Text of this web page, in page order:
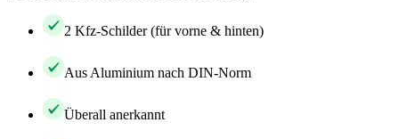
2 Kfz-Schilder (für vorne & hinten)
Aus Aluminium nach DIN-Norm
Überall anerkannt